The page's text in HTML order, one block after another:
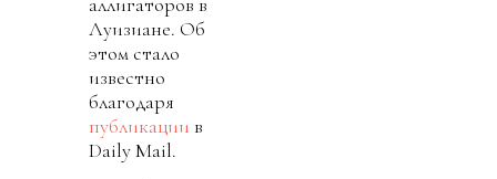
Луизиане. Об
этом стало
известно
благодаря
публикации в
Daily Mail.